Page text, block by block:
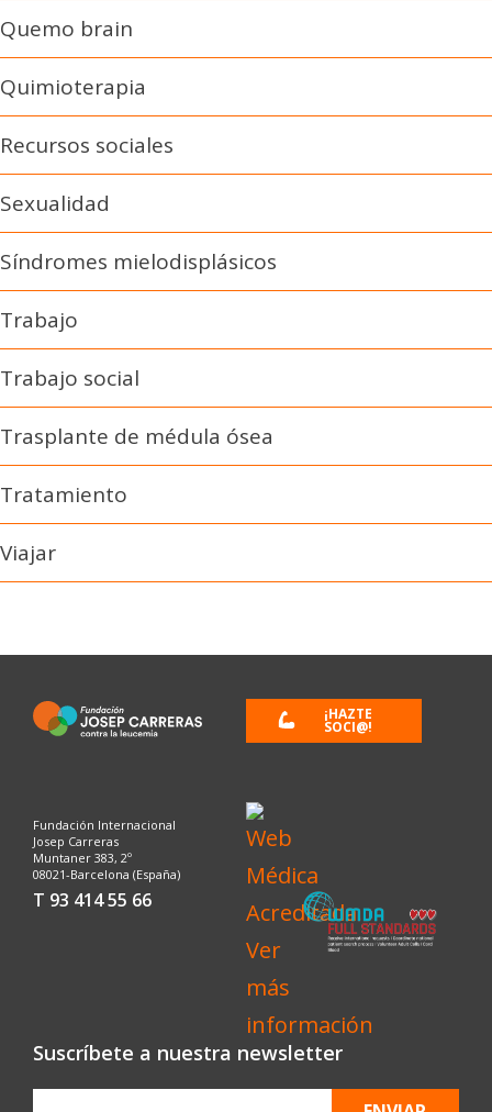
Quemo brain
Quimioterapia
Recursos sociales
Sexualidad
Síndromes mielodisplásicos
Trabajo
Trabajo social
Trasplante de médula ósea
Tratamiento
Viajar
Fundación Internacional
Josep Carreras
Muntaner 383, 2º
08021-Barcelona (España)
T 93 414 55 66
¡HAZTE
SOCI@!
Suscríbete a nuestra newsletter